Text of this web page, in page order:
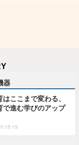
器
はここまで変わる、
で進む学びのアップ
15:15